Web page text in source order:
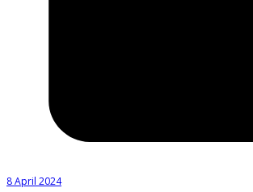
8 April 2024